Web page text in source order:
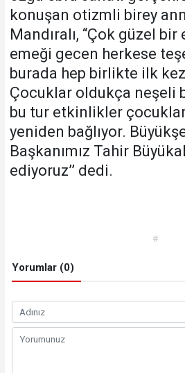
konuşan otizmli birey
Mandıralı, “Çok güzel
emeği gecen herkese
burada hep birlikte ilk
Çocuklar oldukça neşeli
bu tur etkinlikler
yeniden bağlıyor.
Başkanımız Tahir
ediyoruz’’ dedi.
#
Yorumlar (0)